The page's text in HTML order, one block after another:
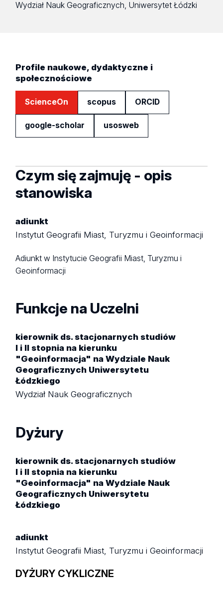
Wydział Nauk Geograficznych, Uniwersytet Łódzki
Profile naukowe, dydaktyczne i
społecznościowe
ScienceOn scopus ORCID
google-scholar usosweb
Czym się zajmuję - opis
stanowiska
adiunkt
Instytut Geografii Miast, Turyzmu i Geoinformacji
Adiunkt w Instytucie Geografii Miast, Turyzmu i
Geoinformacji
Funkcje na Uczelni
kierownik ds. stacjonarnych studiów
I i II stopnia na kierunku
"Geoinformacja" na Wydziale Nauk
Geograficznych Uniwersytetu
Łódzkiego
Wydział Nauk Geograficznych
Dyżury
kierownik ds. stacjonarnych studiów
I i II stopnia na kierunku
"Geoinformacja" na Wydziale Nauk
Geograficznych Uniwersytetu
Łódzkiego
adiunkt
Instytut Geografii Miast, Turyzmu i Geoinformacji
DYŻURY CYKLICZNE